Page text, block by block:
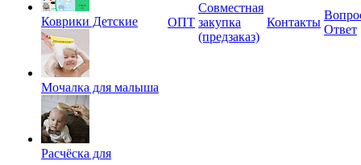
Коврики Детские
Мочалка для малыша
Расчёска для
ОПТ
Совместная
закупка
(предзаказ)
Контакты
Ответ